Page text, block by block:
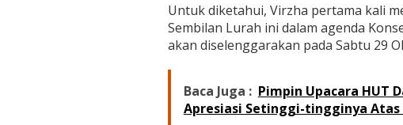
S
a
m
i
K
e
Untuk diketahui, Virzha pertama kali
Sembilan Lurah ini dalam agenda
akan diselenggarakan pada Sabtu 29
Baca Juga : Pimpin Upacara HUT
Apresiasi Setinggi-tingginya Atas